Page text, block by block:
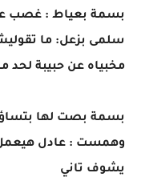
بسمة بعياط : غصب
سلمى بزعل: ما
مخبياه عن حبيبة لحد
بسمة بصت لها
وهمست : عادل هيعمل
يشوف تاني